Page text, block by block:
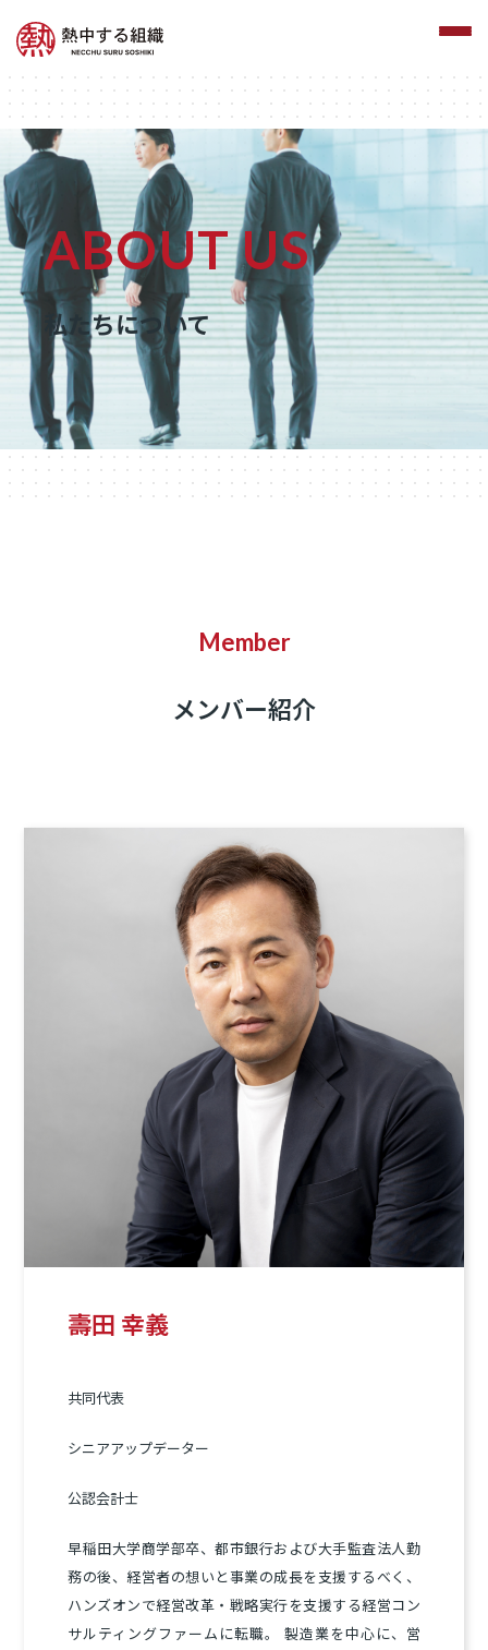
ABOUT US
私たちについて
Member
メンバー紹介
壽田 幸義
共同代表
シニアアップデーター
公認会計士
早稲田大学商学部卒、都市銀行および大手監査法人勤
務の後、経営者の想いと事業の成長を支援するべく、
ハンズオンで経営改革・戦略実行を支援する経営コン
サルティングファームに転職。 製造業を中心に、営